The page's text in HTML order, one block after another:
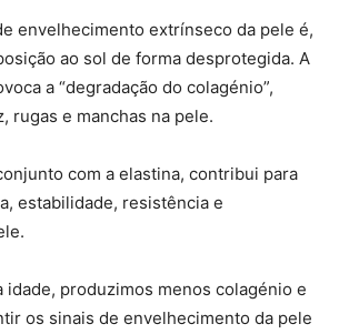
envelhecimento extrínseco da pele é,
ao sol de forma desprotegida. A
a “degradação do colagénio”,
rugas e manchas na pele.
com a elastina, contribui para
estabilidade, resistência e
idade, produzimos menos colagénio e
os sinais de envelhecimento da pele